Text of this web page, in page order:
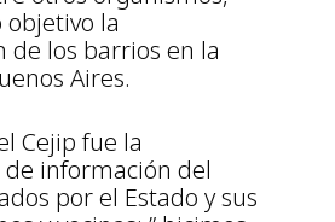
la
de los barrios en la
Aires.
Cejip fue la
información del
por el Estado y sus